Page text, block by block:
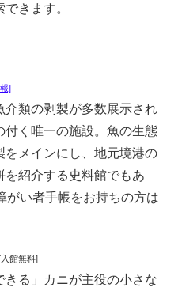
きます。
]
介類の剥製が多数展示され
付く唯一の施設。魚の生態
をメインにし、地元境港の
紹介する史料館でもあ
がい者手帳をお持ちの方は
館無料]
きる」カニが主役の小さな